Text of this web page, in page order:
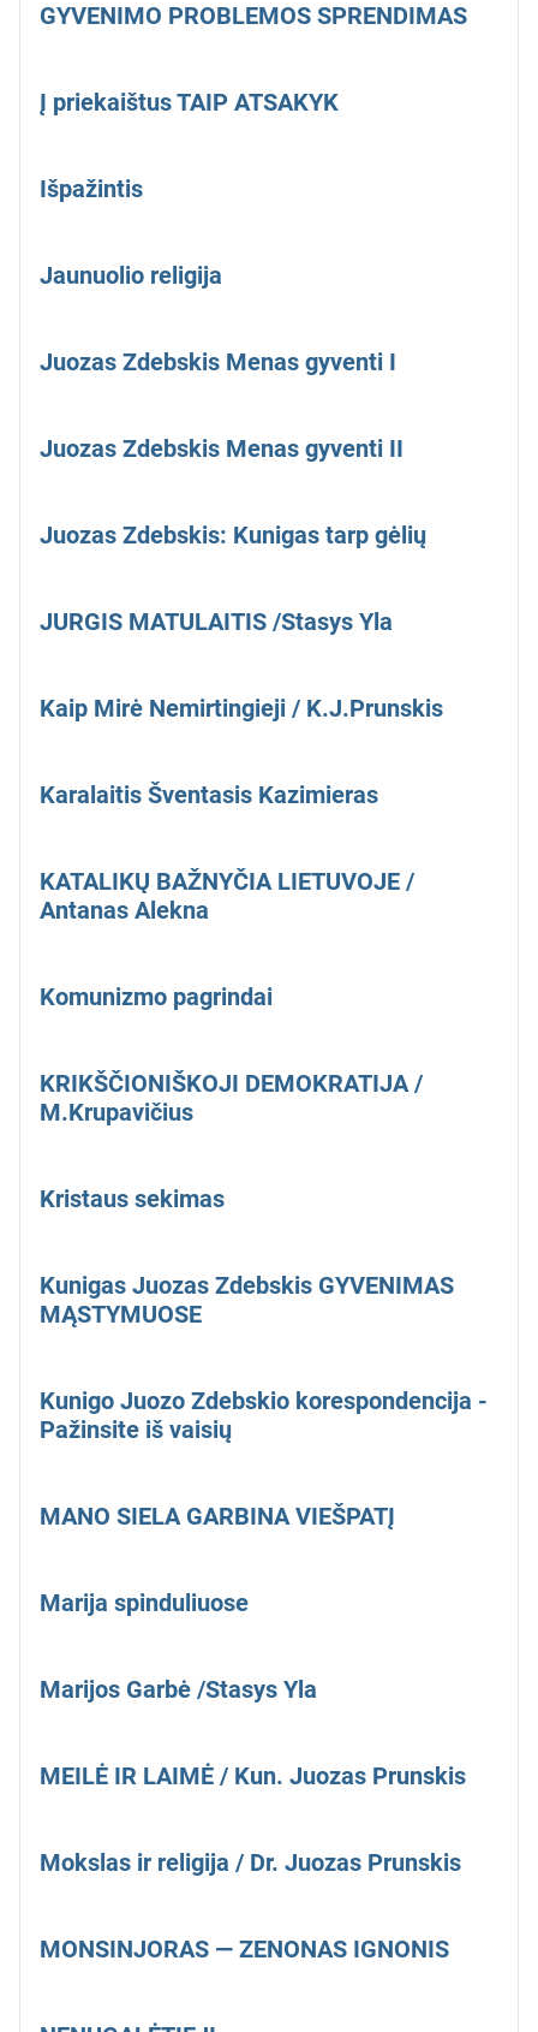
GYVENIMO PROBLEMOS SPRENDIMAS
Į priekaištus TAIP ATSAKYK
Išpažintis
Jaunuolio religija
Juozas Zdebskis Menas gyventi I
Juozas Zdebskis Menas gyventi II
Juozas Zdebskis: Kunigas tarp gėlių
JURGIS MATULAITIS /Stasys Yla
Kaip Mirė Nemirtingieji / K.J.Prunskis
Karalaitis Šventasis Kazimieras
KATALIKŲ BAŽNYČIA LIETUVOJE /
Antanas Alekna
Komunizmo pagrindai
KRIKŠČIONIŠKOJI DEMOKRATIJA /
M.Krupavičius
Kristaus sekimas
Kunigas Juozas Zdebskis GYVENIMAS
MĄSTYMUOSE
Kunigo Juozo Zdebskio korespondencija -
Pažinsite iš vaisių
MANO SIELA GARBINA VIEŠPATĮ
Marija spinduliuose
Marijos Garbė /Stasys Yla
MEILĖ IR LAIMĖ / Kun. Juozas Prunskis
Mokslas ir religija / Dr. Juozas Prunskis
MONSINJORAS — ZENONAS IGNONIS